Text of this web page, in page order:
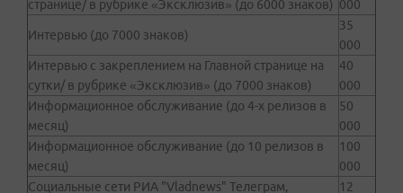
странице/ в рубрике «Эксклюзив» (до 6000 знаков) 000
Интервью (до 7000 знаков)
35
000
Интервью с закреплением на Главной странице на
сутки/ в рубрике «Эксклюзив» (до 7000 знаков)
40
000
Информационное обслуживание (до 4-х релизов в
месяц)
50
000
Информационное обслуживание (до 10 релизов в
месяц)
100
000
Социальные сети РИА "Vladnews" Телеграм,
12